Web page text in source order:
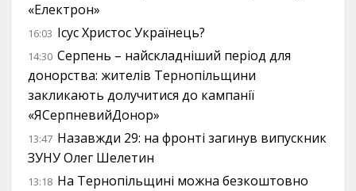
«Електрон»
16:03 Ісус Христос Українець?
14:30 Серпень – найскладніший період для
донорства: жителів Тернопільщини
закликають долучитися до кампанії
«ЯСерпневийДонор»
13:47 Назавжди 29: на фронті загинув випускник
ЗУНУ Олег Шелетин
13:18 На Тернопільщині можна безкоштовно